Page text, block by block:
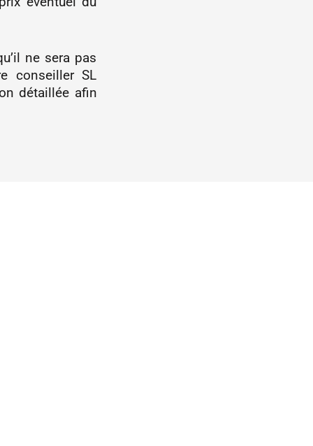
ne sera pas
conseiller SL
détaillée afin